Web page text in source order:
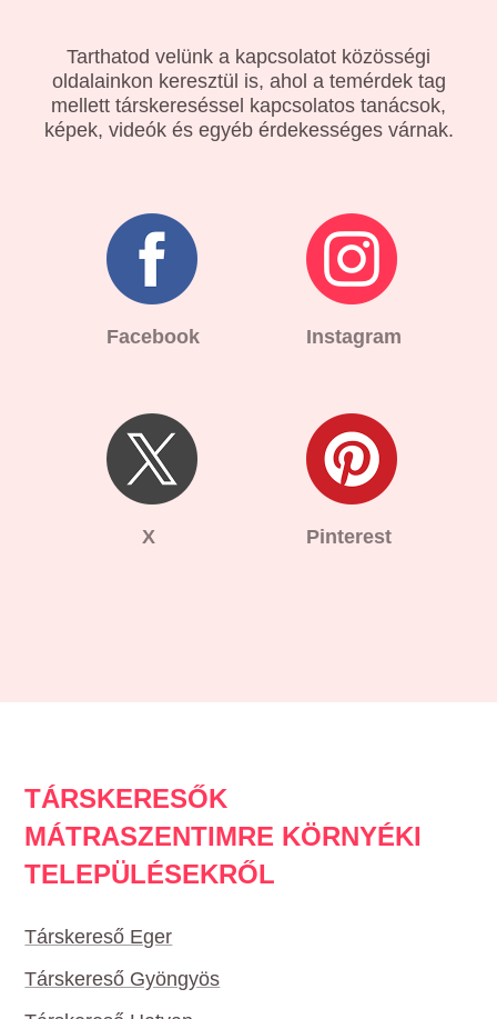
Tarthatod velünk a kapcsolatot közösségi
oldalainkon keresztül is, ahol a temérdek tag
mellett társkereséssel kapcsolatos tanácsok,
képek, videók és egyéb érdekességes várnak.
Facebook Instagram
X Pinterest
TÁRSKERESŐK
MÁTRASZENTIMRE KÖRNYÉKI
TELEPÜLÉSEKRŐL
Társkereső Eger
Társkereső Gyöngyös